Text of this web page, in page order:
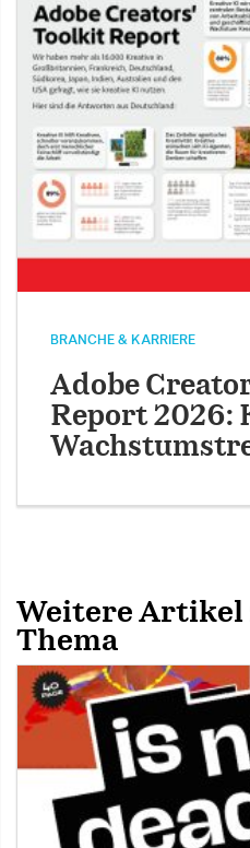
BRANCHE & KARRIERE
Adobe
Report 2026:
Weitere Artikel
Thema